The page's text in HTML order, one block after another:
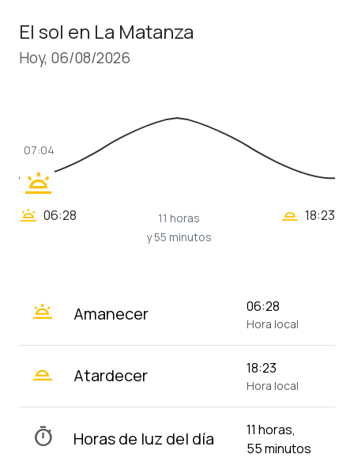
El sol en La Matanza
Hoy, 06/08/2026
wb_twilight
07:04
wb_twilight 06:28
11 horas
y 55 minutos
wb_twilight_2 18:23
wb_twilight Amanecer 06:28
Hora local
wb_twilight_2 Atardecer 18:23
Hora local
timer Horas de luz del día
11 horas,
55 minutos